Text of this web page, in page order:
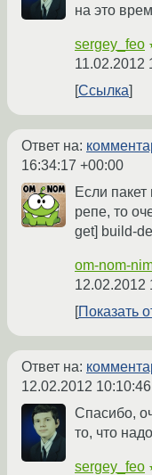
на это
sergey_feo
11.02.2012
Ссылка
Ответ на:
16:34:17 +00:00
Если
репе, то
get] build-
om-nom-
12.02.2012
Показать
Ответ на:
12.02.2012
Спасибо,
то, что
sergey_feo